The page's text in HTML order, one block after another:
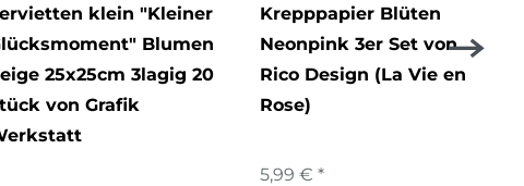
klein "Kleiner
Blumen
25x25cm 3lagig 20
von Grafik
Krepppapier Blüten
Neonpink 3er Set von
Rico Design (La Vie en
Rose)
5,99 € *